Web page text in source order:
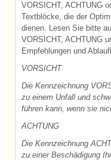
VORSICHT, ACHTUNG
Textblöcke, die der
dienen. Lesen Sie bitte
VORSICHT, ACHTUNG
Empfehlungen und
VORSICHT
Die Kennzeichnung
zu einem Unfall und
führen kann, wenn sie
ACHTUNG
Die Kennzeichnung
zu einer Beschädigung